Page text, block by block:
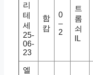
리
테
세
25-
06-
23
함
캄
0
–
2
트
롬
쇠
IL
엘